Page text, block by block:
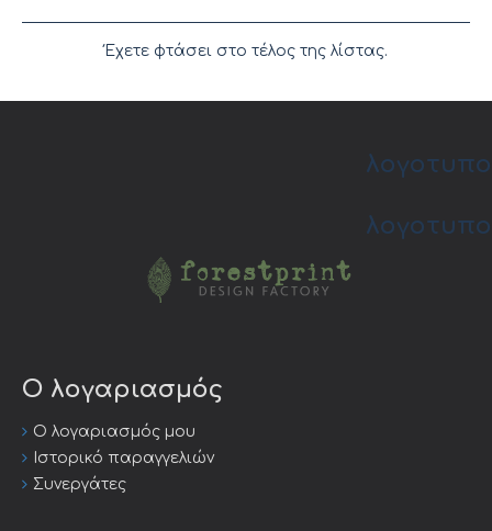
Έχετε φτάσει στο τέλος της λίστας.
λογοτυπο
λογοτυπο
Ο λογαριασμός
Ο λογαριασμός μου
Ιστορικό παραγγελιών
Συνεργάτες